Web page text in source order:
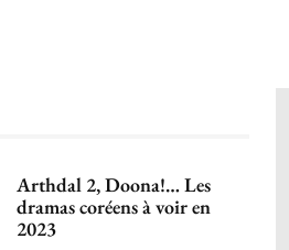
Arthdal 2, Doona!… Les
dramas coréens à voir en
2023